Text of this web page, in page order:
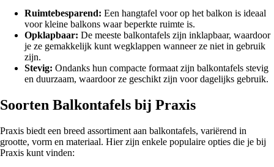
Ruimtebesparend: Een hangtafel voor op het balkon is ideaal
voor kleine balkons waar beperkte ruimte is.
Opklapbaar: De meeste balkontafels zijn inklapbaar, waardoor
je ze gemakkelijk kunt wegklappen wanneer ze niet in gebruik
zijn.
Stevig: Ondanks hun compacte formaat zijn balkontafels stevig
en duurzaam, waardoor ze geschikt zijn voor dagelijks gebruik.
Soorten Balkontafels bij Praxis
Praxis biedt een breed assortiment aan balkontafels, variërend in
grootte, vorm en materiaal. Hier zijn enkele populaire opties die je bij
Praxis kunt vinden: